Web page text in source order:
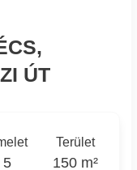
ÚT
5
Terület
150 m²